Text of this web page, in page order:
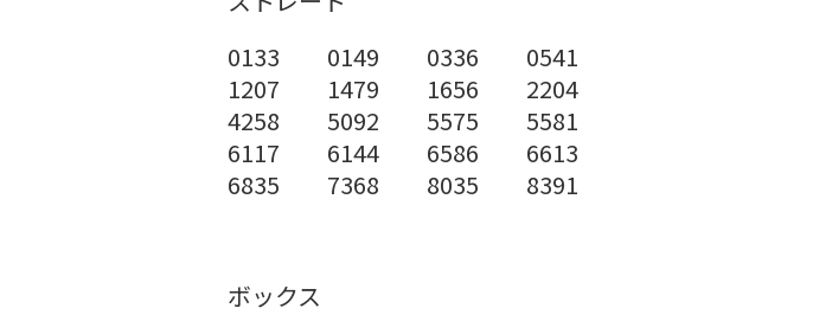
0133 0149 0336 0541
1207 1479 1656 2204
4258 5092 5575 5581
6117 6144 6586 6613
6835 7368 8035 8391
ボックス